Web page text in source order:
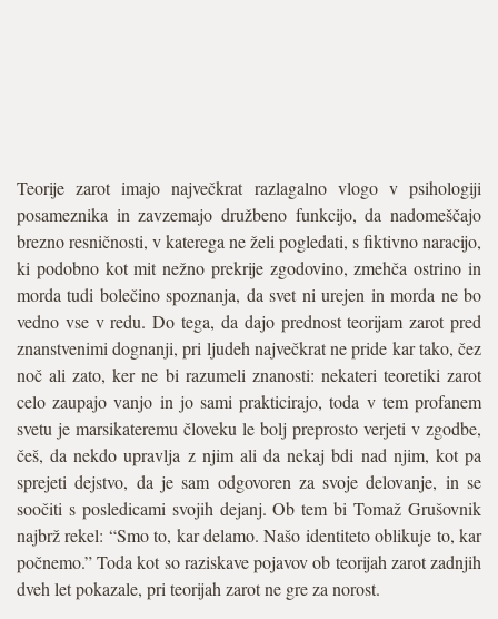
Teorije zarot imajo največkrat razlagalno vlogo v psihologiji
posameznika in zavzemajo družbeno funkcijo, da nadomeščajo
brezno resničnosti, v katerega ne želi pogledati, s fiktivno naracijo,
ki podobno kot mit nežno prekrije zgodovino, zmehča ostrino in
morda tudi bolečino spoznanja, da svet ni urejen in morda ne bo
vedno vse v redu. Do tega, da dajo prednost teorijam zarot pred
znanstvenimi dognanji, pri ljudeh največkrat ne pride kar tako, čez
noč ali zato, ker ne bi razumeli znanosti: nekateri teoretiki zarot
celo zaupajo vanjo in jo sami prakticirajo, toda v tem profanem
svetu je marsikateremu človeku le bolj preprosto verjeti v zgodbe,
češ, da nekdo upravlja z njim ali da nekaj bdi nad njim, kot pa
sprejeti dejstvo, da je sam odgovoren za svoje delovanje, in se
soočiti s posledicami svojih dejanj. Ob tem bi Tomaž Grušovnik
najbrž rekel: “Smo to, kar delamo. Našo identiteto oblikuje to, kar
počnemo.” Toda kot so raziskave pojavov ob teorijah zarot zadnjih
dveh let pokazale, pri teorijah zarot ne gre za norost.